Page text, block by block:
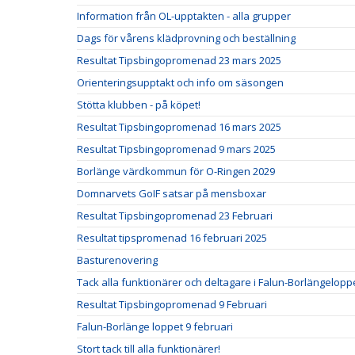
Information från OL-upptakten - alla grupper
Dags för vårens klädprovning och beställning
Resultat Tipsbingopromenad 23 mars 2025
Orienteringsupptakt och info om säsongen
Stötta klubben - på köpet!
Resultat Tipsbingopromenad 16 mars 2025
Resultat Tipsbingopromenad 9 mars 2025
Borlänge värdkommun för O-Ringen 2029
Domnarvets GoIF satsar på mensboxar
Resultat Tipsbingopromenad 23 Februari
Resultat tipspromenad 16 februari 2025
Basturenovering
Tack alla funktionärer och deltagare i Falun-
Resultat Tipsbingopromenad 9 Februari
Falun-Borlänge loppet 9 februari
Stort tack till alla funktionärer!